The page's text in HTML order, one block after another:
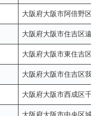
大阪府大阪市阿倍野
大阪府大阪市住吉区
大阪府大阪市東住吉
大阪府大阪市住吉区
大阪府大阪市西成区